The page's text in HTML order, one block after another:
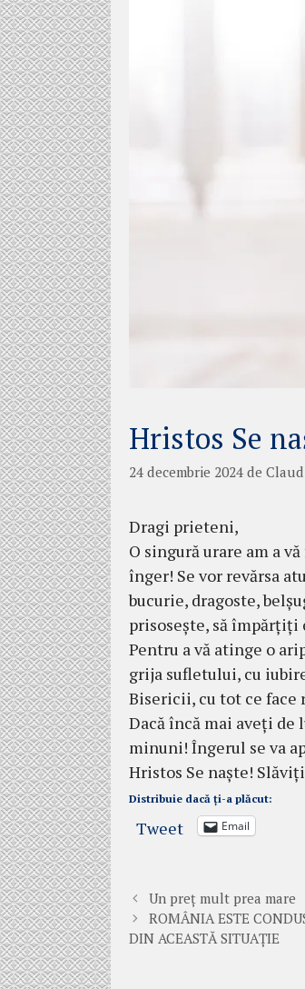
Hristos Se
24 decembrie 2024 de
Dragi prieteni,
O singură urare am a
înger! Se vor revărsa
bucurie, dragoste,
prisosește, să
Pentru a vă atinge o
grija sufletului, cu
Bisericii, cu tot ce
Dacă încă mai aveți
minuni! Îngerul se va
Hristos Se naște!
Distribuie dacă ți-a plăcut:
Tweet Email
Un preț mult prea mare
ROMÂNIA ESTE
DIN ACEASTĂ SITUAȚIE